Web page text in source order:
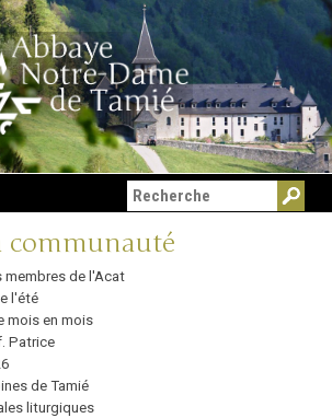
communauté
membres de l'Acat
l'été
mois en mois
Patrice
de Tamié
liturgiques